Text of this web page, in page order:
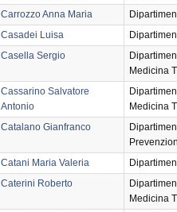
Carrozzo Anna Maria
Casadei Luisa
Casella Sergio
Medicina
Cassarino Salvatore
Antonio
Medicina
Catalano Gianfranco
Catani Maria Valeria
Caterini Roberto
Medicina